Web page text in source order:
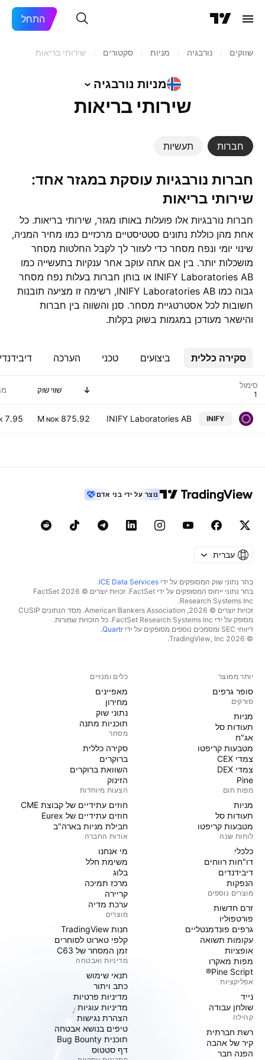
התחל
שווקים נורבגיה מניות‏ סקטורים שירותי בריאות
מניות נורבגיה
שירותי בריאות
חברות תעשיות
חברות נורבגיות עוסקת במגזר אחד:
שירותי בריאות
חברות נורבגיות אלו פועלות באותו מגזר, שירותי בריאות. כל
אחת מהן כוללת נתונים סטטיסטיים מרכזיים כמו מחיר המניה,
שינוי יומי ונפח מסחר כדי לעזור לך לקבל החלטות מסחר
מושכלות יותר. בין אם אתה עוקב אחר ענקיות בתעשייה כמו
INIFY Laboratories AB או בוחן חברות בעלות נפח מסחר
גבוה כמו INIFY Laboratories AB, רשימה זו מציעה תובנות
חשובות לכל אסטרטגיית מסחר. סנן והשווה בין חברות
והישאר מעודכן במגמות בשוק בקלות.
סקירה כללית ביצועים טכני הערכה
סימול שווי שוק
INIFY
INIFY Laboratories AB
875.92 M
NOK
7.95
נוצר על ידי בני אדם
עברית
בחר נתוני שוק המסופקים על ידי ICE Data Services
.
בחר נתוני ייחוס המסופקים על ידי FactSet. זכויות יוצרים © 2026 ‏FactSet
Research Systems Inc.‏
זכויות יוצרים © 2026, ‏American Bankers Association. מסד הנתונים CUSIP
מסופק על ידי FactSet Research Systems Inc. כל הזכויות שמורות.
דיווחי SEC ומסמכים נוספים מסופקים על ידי
Quartr
.
© 2026 ‏TradingView, Inc.‏
יותר ממוצר
סופר גרפים
סורקים
מניות‏
תעודות סל
אג"ח
מטבעות קריפטו
צמדי CEX
צמדי DEX
Pine
מפות חום
מניות‏
תעודות סל
מטבעות קריפטו
לוחות שנה
כלכלי
דו"חות רווחים
דיבידנדים
הנפקות
מוצרים נוספים
זרם חדשות
פורטפוליו
גרפים פונדמנטליים
עקומות תשואה
אופציות
מפות מאקרו
Pine Script®
אפליקציות
נייד
שולחן עבודה
קהילה
רשת חברתית
קיר של אהבה
הפנה חבר
כלים ומנויים
מאפיינים
מחירון
נתוני שוק
תוכניות מתנה
מסחר
סקירה כללית
ברוקרים
השוואת ברוקרים
הזינוק
הצעות מיוחדות
חוזים עתידיים של קבוצת CME
חוזים עתידיים של Eurex
חבילת מניות בארה"ב
אודות החברה
מי אנחנו
משימת חלל
בלוג
מרכז תמיכה
קריירה
ערכת מדיה
מוצרים
חנות TradingView
קלפי טארוט לסוחרים
זמן המסחר של C63
מדיניות ואבטחה
תנאי שימוש
כתב ויתור
מדיניות פרטיות
מדיניות עוגיות
הצהרת נגישות
טיפים בנושא אבטחה
תוכנית Bug Bounty
דף סטטוס